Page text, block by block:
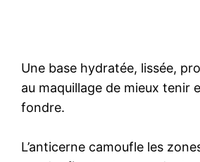
Une base hydratée, lissée,
au maquillage de mieux tenir
fondre.
L’anticerne camoufle les